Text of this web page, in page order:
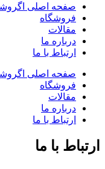
صفحه اصلی
فروشگاه
مقالات
درباره ما
ارتباط با ما
صفحه اصلی
فروشگاه
مقالات
درباره ما
ارتباط با ما
ارتباط با ما